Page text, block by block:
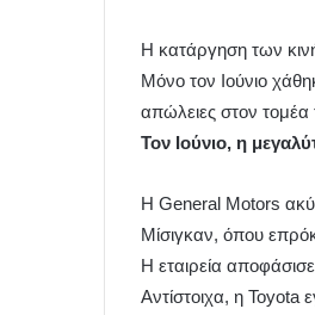
Η κατάργηση των
Μόνο τον Ιούνιο
απώλειες στον τομέα
Τον Ιούνιο, η
Η General Motors
Μίσιγκαν, όπου
Η εταιρεία
Αντίστοιχα, η Toyota